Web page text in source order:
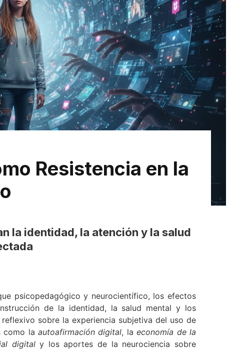
Resistencia en la
la identidad, la atención y la salud
psicopedagógico y neurocientífico, los efectos
de la identidad, la salud mental y los
sobre la experiencia subjetiva del uso de
como laautoafirmación digital, laeconomía de la
digitaly los aportes de la neurociencia sobre